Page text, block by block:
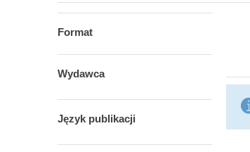
Format
Wydawca
Język publikacji